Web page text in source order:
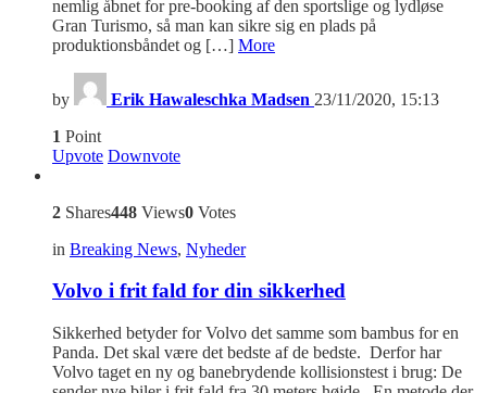
nemlig åbnet for pre-booking af den sportslige og lydløse
Gran Turismo, så man kan sikre sig en plads på
produktionsbåndet og […] More
by Erik Hawaleschka Madsen 23/11/2020, 15:13
1 Point
Upvote Downvote
2 Shares448 Views0 Votes
in Breaking News, Nyheder
Volvo i frit fald for din sikkerhed
Sikkerhed betyder for Volvo det samme som bambus for en
Panda. Det skal være det bedste af de bedste. Derfor har
Volvo taget en ny og banebrydende kollisionstest i brug: De